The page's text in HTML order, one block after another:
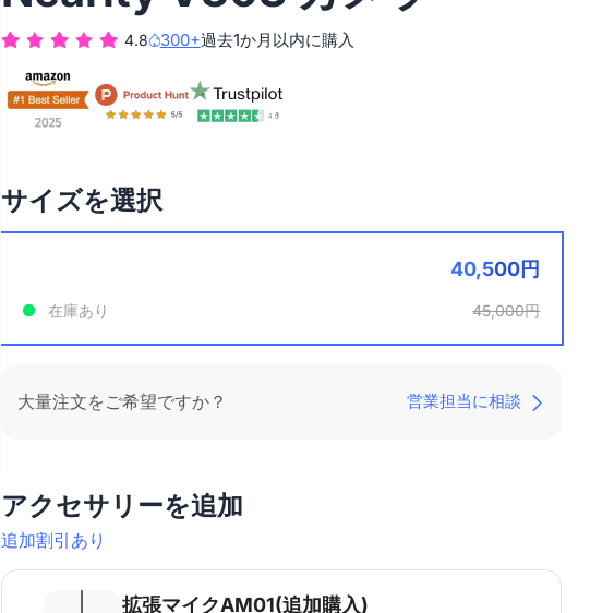
4.8 300+過去1か月以内に購入
サイズを選択
40,500円
在庫あり 45,000円
大量注文をご希望ですか？ 営業担当に相談
アクセサリーを追加
追加割引あり
拡張マイクAM01(追加購入)